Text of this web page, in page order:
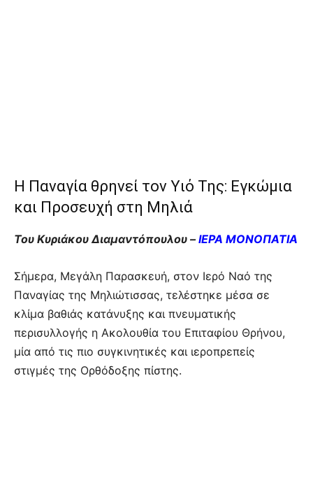
Η Παναγία θρηνεί τον Υιό Της: Εγκώμια
και Προσευχή στη Μηλιά
Του Κυριάκου Διαμαντόπουλου –ΙΕΡΑ ΜΟΝΟΠΑΤΙΑ
Σήμερα, Μεγάλη Παρασκευή, στον Ιερό Ναό της
Παναγίας της Μηλιώτισσας, τελέστηκε μέσα σε
κλίμα βαθιάς κατάνυξης και πνευματικής
περισυλλογής η Ακολουθία του Επιταφίου Θρήνου,
μία από τις πιο συγκινητικές και ιεροπρεπείς
στιγμές της Ορθόδοξης πίστης.